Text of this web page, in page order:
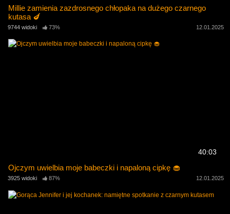
Millie zamienia zazdrosnego chłopaka na dużego czarnego
kutasa 🍆
9744 widoki 73% 12.01.2025
40:03
Ojczym uwielbia moje babeczki i napaloną cipkę 🧁
3925 widoki 87% 12.01.2025